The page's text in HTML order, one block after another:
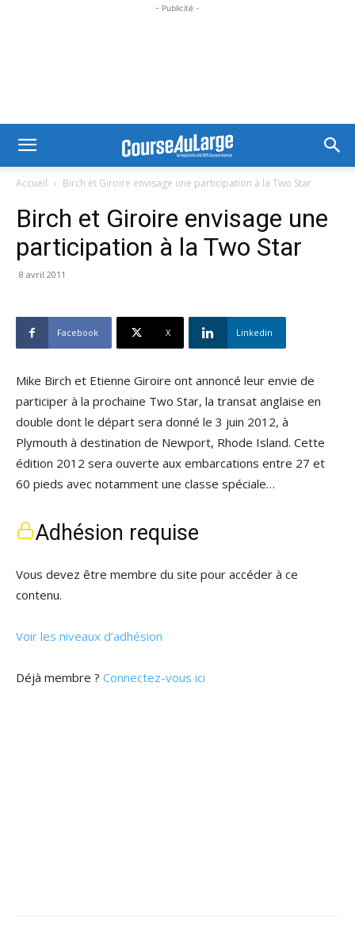
- Publicité -
Accueil Birch et Giroire envisage une participation à la Two Star
Birch et Giroire envisage une
participation à la Two Star
8 avril 2011
Facebook X Linkedin
Mike Birch et Etienne Giroire ont annoncé leur envie de
participer à la prochaine Two Star, la transat anglaise en
double dont le départ sera donné le 3 juin 2012, à
Plymouth à destination de Newport, Rhode Island. Cette
édition 2012 sera ouverte aux embarcations entre 27 et
60 pieds avec notamment une classe spéciale…
Adhésion requise
Vous devez être membre du site pour accéder à ce
contenu.
Voir les niveaux d’adhésion
Déjà membre ? Connectez-vous ici